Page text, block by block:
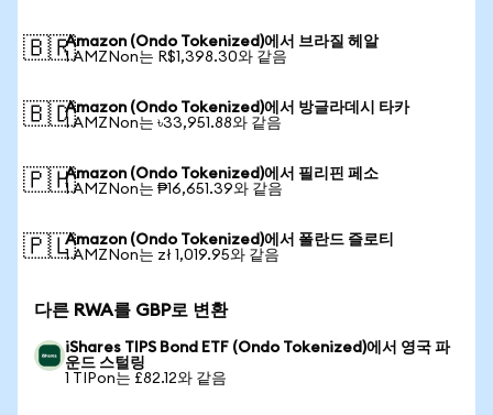
🇧🇷Amazon (Ondo Tokenized)에서 브라질 헤알
1 AMZNon는 R$1,398.30와 같음
🇧🇩Amazon (Ondo Tokenized)에서 방글라데시 타카
1 AMZNon는 ৳33,951.88와 같음
🇵🇭Amazon (Ondo Tokenized)에서 필리핀 페소
1 AMZNon는 ₱16,651.39와 같음
🇵🇱Amazon (Ondo Tokenized)에서 폴란드 즐로티
1 AMZNon는 zł 1,019.95와 같음
다른 RWA를 GBP로 변환
iShares TIPS Bond ETF (Ondo Tokenized)에서 영국 파
운드 스털링
1 TIPon는 £82.12와 같음